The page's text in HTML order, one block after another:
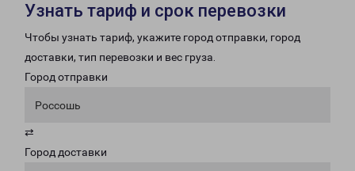
Узнать тариф и срок перевозки
Чтобы узнать тариф, укажите город отправки, город
доставки, тип перевозки и вес груза.
Город отправки
Россошь
⇄
Город доставки